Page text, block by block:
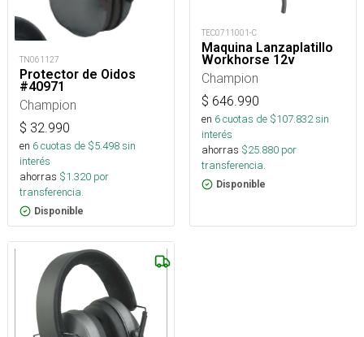
TN061127
Protector de Oidos
#40971
Champion
$ 32.990
en 6cuotas de $5.498sin
interés
ahorras $1.320 por
transferencia.
Disponible
TEC0711001-C
Maquina Lanzaplatillo
Workhorse 12v
Champion
$ 646.990
en 6cuotas de $107.832sin
interés
ahorras $25.880 por
transferencia.
Disponible